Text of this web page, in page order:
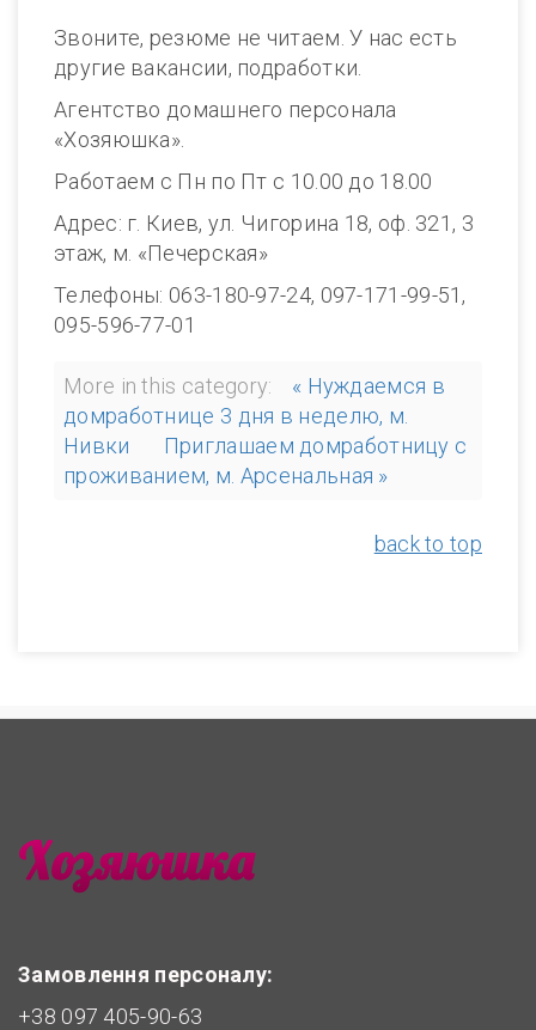
Звоните, резюме не читаем. У нас есть
другие вакансии, подработки.
Агентство домашнего персонала
«Хозяюшка».
Работаем с Пн по Пт с 10.00 до 18.00
Адрес: г. Киев, ул. Чигорина 18, оф. 321, 3
этаж, м. «Печерская»
Телефоны: 063-180-97-24, 097-171-99-51,
095-596-77-01
More in this category:
« Нуждаемся в
домработнице 3 дня в неделю, м.
Нивки
Приглашаем домработницу с
проживанием, м. Арсенальная »
back to top
Замовлення персоналу:
+38 097 405-90-63